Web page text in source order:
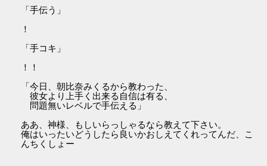
「手伝う」
！
「手コキ」
！！
「今日、朝比奈みくるから教わった、
彼女より上手く出来る自信は有る、
問題無いレベルで手伝える」
ああ、神様、もしいらっしゃるなら教えて下さい。
俺はいったいどうしたら良いかおしえてくれってんだ、こ
んちくしょー